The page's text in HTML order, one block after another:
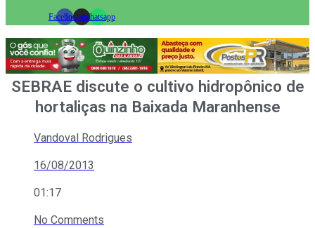
FacebookInstagramWhatsapp
SEBRAE discute o cultivo hidropônico de
hortaliças na Baixada Maranhense
Vandoval Rodrigues
16/08/2013
01:17
No Comments